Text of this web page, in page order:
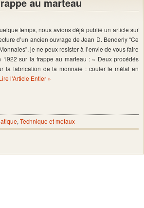
temps, nous avions déjà publié un article sur
d’un ancien ouvrage de Jean D. Benderly “Ce
je ne peux resister à l’envie de vous faire
1922 sur la frappe au marteau : « Deux procédés
la fabrication de la monnaie : couler le métal en
l'Article Entier »
, Technique et metaux